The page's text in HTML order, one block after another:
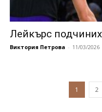
Лейкърс
Виктория Петрова - 11/03/2026
1 2